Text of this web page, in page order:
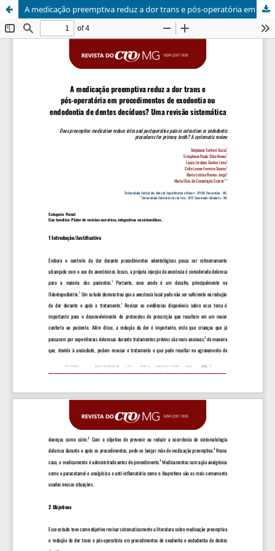
A medicação preemptiva reduz a dor trans e pós-operatória em procedimentos de exodontia ou endodontia de dentes decíduos?